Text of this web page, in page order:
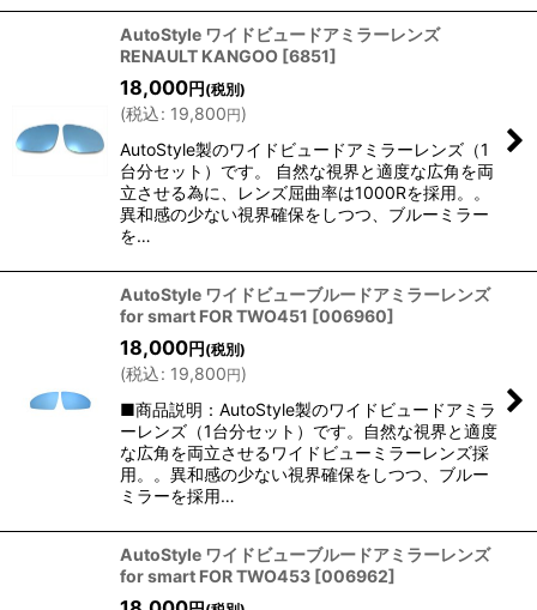
AutoStyle ワイドビュードアミラーレンズ
RENAULT KANGOO [6851]
18,000円 (税別)
(税込: 19,800円)
AutoStyle製のワイドビュードアミラーレンズ（1
台分セット）です。 自然な視界と適度な広角を両
立させる為に、レンズ屈曲率は1000Rを採用。。
異和感の少ない視界確保をしつつ、ブルーミラー
を…
AutoStyle ワイドビューブルードアミラーレンズ
for smart FOR TWO451 [006960]
18,000円 (税別)
(税込: 19,800円)
■商品説明：AutoStyle製のワイドビュードアミラ
ーレンズ（1台分セット）です。自然な視界と適度
な広角を両立させるワイドビューミラーレンズ採
用。。異和感の少ない視界確保をしつつ、ブルー
ミラーを採用…
AutoStyle ワイドビューブルードアミラーレンズ
for smart FOR TWO453 [006962]